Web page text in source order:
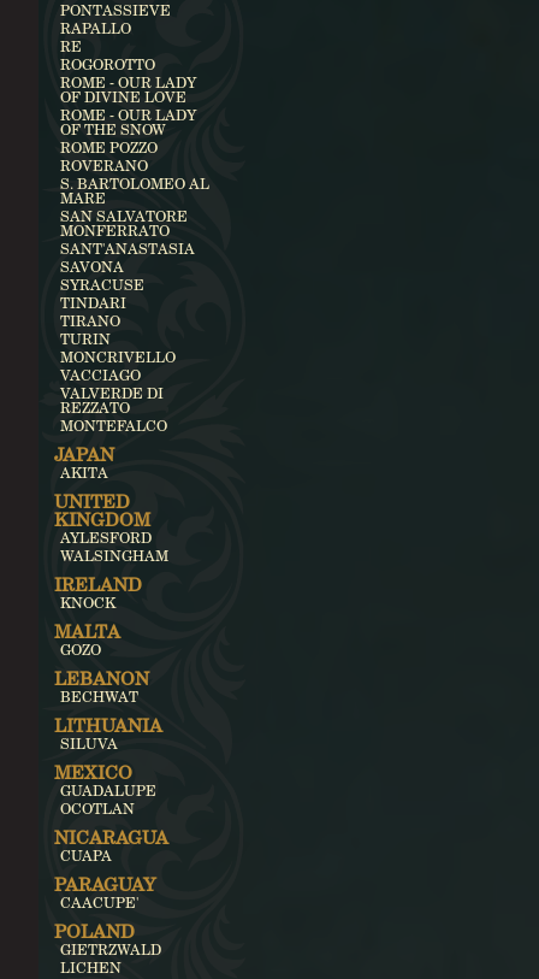
PONTASSIEVE
RAPALLO
RE
ROGOROTTO
ROME - OUR LADY
OF DIVINE LOVE
ROME - OUR LADY
OF THE SNOW
ROME POZZO
ROVERANO
S. BARTOLOMEO AL
MARE
SAN SALVATORE
MONFERRATO
SANT'ANASTASIA
SAVONA
SYRACUSE
TINDARI
TIRANO
TURIN
MONCRIVELLO
VACCIAGO
VALVERDE DI
REZZATO
MONTEFALCO
JAPAN
AKITA
UNITED
KINGDOM
AYLESFORD
WALSINGHAM
IRELAND
KNOCK
MALTA
GOZO
LEBANON
BECHWAT
LITHUANIA
SILUVA
MEXICO
GUADALUPE
OCOTLAN
NICARAGUA
CUAPA
PARAGUAY
CAACUPE'
POLAND
GIETRZWALD
LICHEN